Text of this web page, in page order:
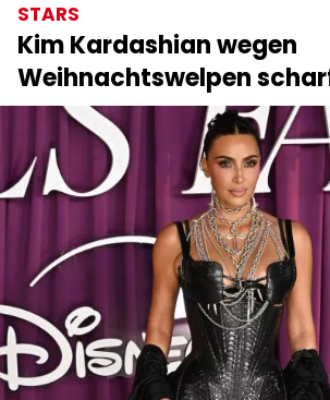
STARS
Kim Kardashian wegen
Weihnachtswelpen